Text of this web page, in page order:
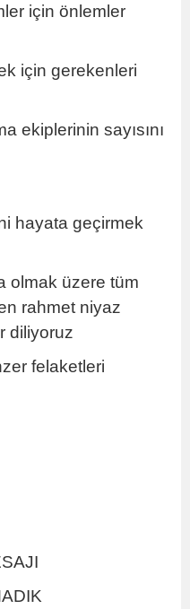
için önlemler
için gerekenleri
ekiplerinin sayısını
hayata geçirmek
olmak üzere tüm
rahmet niyaz
diliyoruz
felaketleri